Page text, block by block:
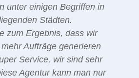
unter einigen Begriffen in
Städten.
zum Ergebnis, dass wir
Aufträge generieren
Service, wir sind sehr
Agentur kann man nur